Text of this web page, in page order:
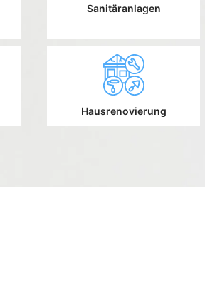
Sanitäranlagen
Hausrenovierung